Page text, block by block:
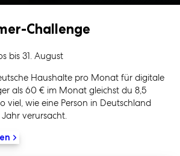
Challenge
bis 31. August
Haushalte pro Monat für digitale
als 60 € im Monat gleichst du 8,5
viel, wie eine Person in Deutschland
verursacht.